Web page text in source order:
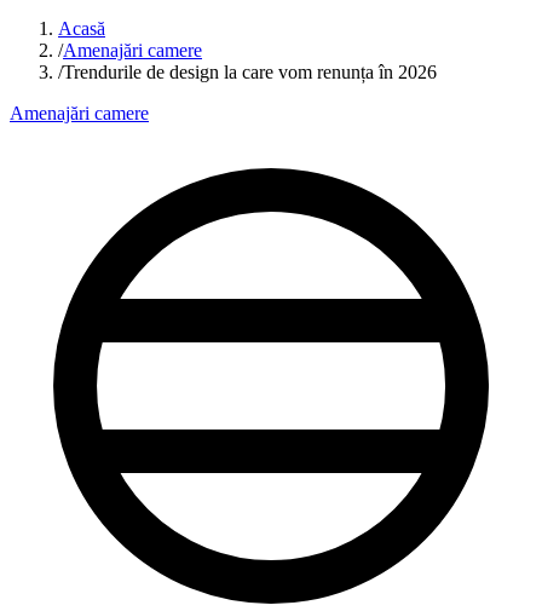
Acasă
/Amenajări camere
/Trendurile de design la care vom renunța în 2026
Amenajări camere